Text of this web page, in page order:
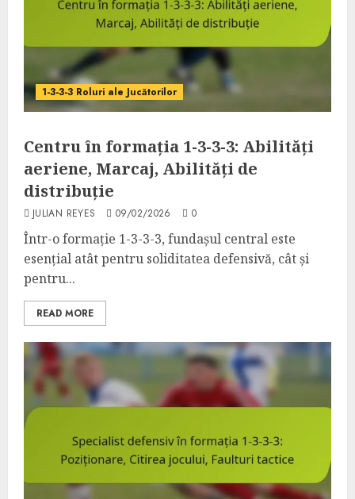
1-3-3-3 Roluri ale Jucătorilor
Centru în formația 1-3-3-3: Abilități
aeriene, Marcaj, Abilități de
distribuție
JULIAN REYES 09/02/2026 0
Într-o formație 1-3-3-3, fundașul central este
esențial atât pentru soliditatea defensivă, cât și
pentru...
READ MORE